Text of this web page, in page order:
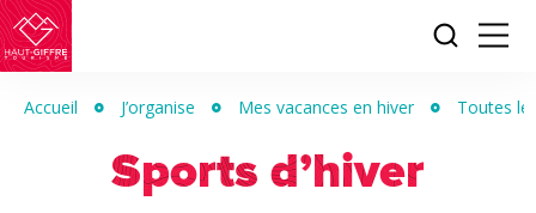
Haut-
Tourisme
Menu
Accueil J’organise Mes vacances en hiver Toutes
Sports d’hiver